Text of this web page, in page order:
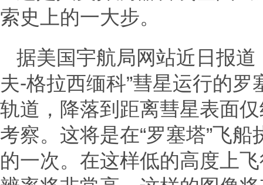
索史上的一大步。
据美国宇航局网站近日报
夫-格拉西缅科”彗星运行的
轨道，降落到距离彗星表面
考察。这将是在“罗塞塔”飞
的一次。在这样低的高度上